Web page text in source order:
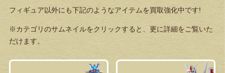
フィギュア以外にも下記のようなアイテムを買取強化中です!
※カテゴリのサムネイルをクリックすると、更に詳細をご覧いた
だけます。